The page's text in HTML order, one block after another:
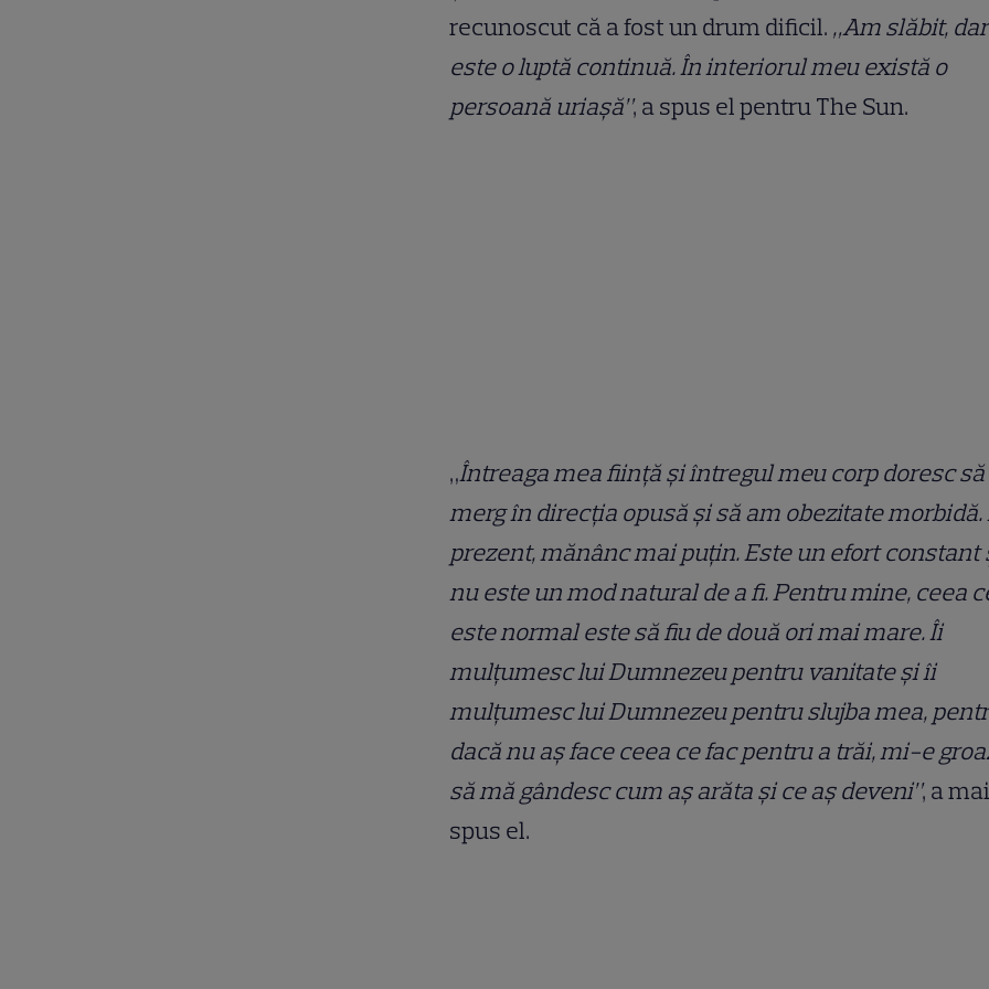
recunoscut că a fost un drum dificil. „Am slăbit, dar
este o luptă continuă. În interiorul meu există o
persoană uriașă”, a spus el pentru The Sun.
„Întreaga mea ființă și întregul meu corp doresc să
merg în direcția opusă și să am obezitate morbidă.
prezent, mănânc mai puțin. Este un efort constant
nu este un mod natural de a fi. Pentru mine, ceea
este normal este să fiu de două ori mai mare. Îi
mulțumesc lui Dumnezeu pentru vanitate și îi
mulțumesc lui Dumnezeu pentru slujba mea,
dacă nu aș face ceea ce fac pentru a trăi, mi-e
să mă gândesc cum aș arăta și ce aș deveni”, a mai
spus el.